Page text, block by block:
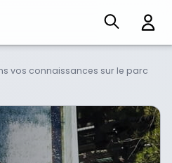
vos connaissances sur le parc